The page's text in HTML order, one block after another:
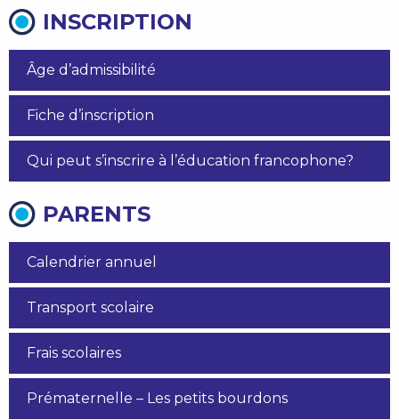
INSCRIPTION
Âge d’admissibilité
Fiche d’inscription
Qui peut s’inscrire à l’éducation francophone?
PARENTS
Calendrier annuel
Transport scolaire
Frais scolaires
Prématernelle – Les petits bourdons